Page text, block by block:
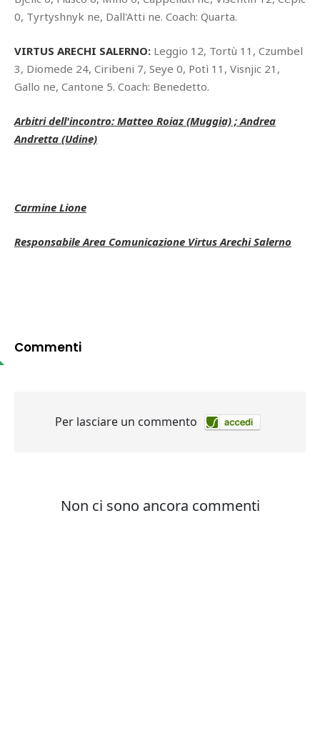
0, Tyrtyshnyk ne, Dall'Atti ne. Coach: Quarta.
VIRTUS ARECHI SALERNO: Leggio 12, Tortù 11, Czumbel
3, Diomede 24, Ciribeni 7, Seye 0, Potì 11, Visnjic 21,
Gallo ne, Cantone 5. Coach: Benedetto.
Arbitri dell'incontro: Matteo Roiaz (Muggia) ; Andrea
Andretta (Udine)
Carmine Lione
Responsabile Area Comunicazione Virtus Arechi Salerno
Commenti